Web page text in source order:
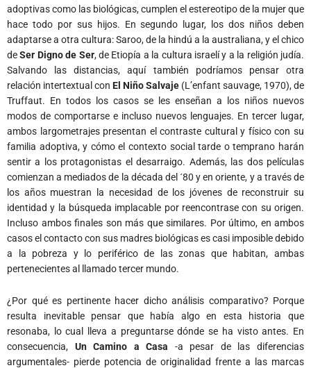
adoptivas como las biológicas, cumplen el estereotipo de la mujer que
hace todo por sus hijos. En segundo lugar, los dos niños deben
adaptarse a otra cultura: Saroo, de la hindú a la australiana, y el chico
deSer Digno de Ser, de Etiopía a la cultura israelí y a la religión judía.
Salvando las distancias, aquí también podríamos pensar otra
relación intertextual con El Niño Salvaje (L’enfant sauvage, 1970), de
Truffaut. En todos los casos se les enseñan a los niños nuevos
modos de comportarse e incluso nuevos lenguajes. En tercer lugar,
ambos largometrajes presentan el contraste cultural y físico con su
familia adoptiva, y cómo el contexto social tarde o temprano harán
sentir a los protagonistas el desarraigo. Además, las dos películas
comienzan a mediados de la década del ´80 y en oriente, y a través de
los años muestran la necesidad de los jóvenes de reconstruir su
identidad y la búsqueda implacable por reencontrase con su origen.
Incluso ambos finales son más que similares. Por último, en ambos
casos el contacto con sus madres biológicas es casi imposible debido
a la pobreza y lo periférico de las zonas que habitan, ambas
pertenecientes al llamado tercer mundo.
¿Por qué es pertinente hacer dicho análisis comparativo? Porque
resulta inevitable pensar que había algo en esta historia que
resonaba, lo cual lleva a preguntarse dónde se ha visto antes. En
consecuencia, Un Camino a Casa -a pesar de las diferencias
argumentales- pierde potencia de originalidad frente a las marcas